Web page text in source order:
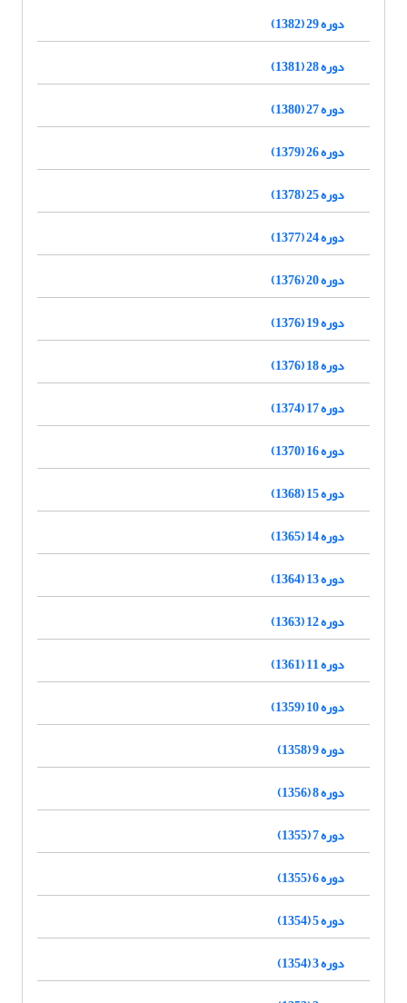
دوره 29 (1382)
دوره 28 (1381)
دوره 27 (1380)
دوره 26 (1379)
دوره 25 (1378)
دوره 24 (1377)
دوره 20 (1376)
دوره 19 (1376)
دوره 18 (1376)
دوره 17 (1374)
دوره 16 (1370)
دوره 15 (1368)
دوره 14 (1365)
دوره 13 (1364)
دوره 12 (1363)
دوره 11 (1361)
دوره 10 (1359)
دوره 9 (1358)
دوره 8 (1356)
دوره 7 (1355)
دوره 6 (1355)
دوره 5 (1354)
دوره 3 (1354)